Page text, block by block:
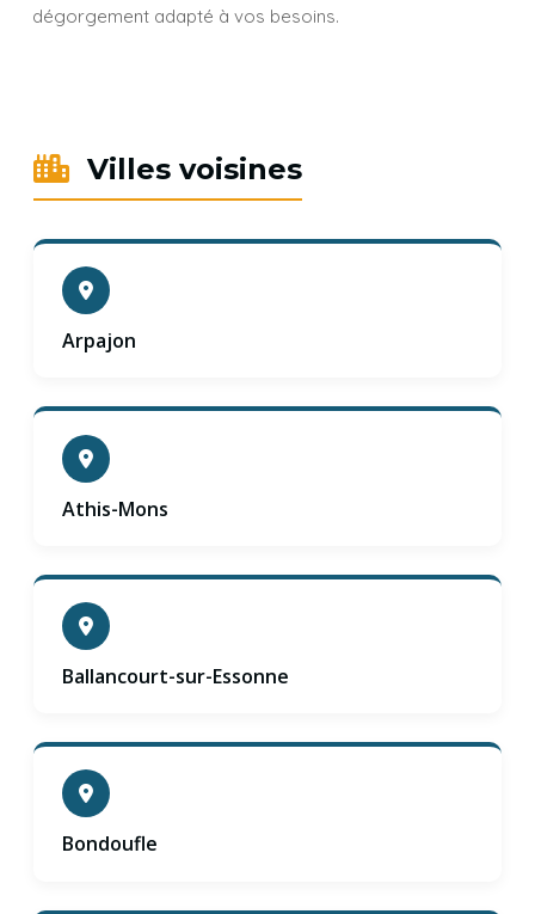
dégorgement adapté à vos besoins.
Villes voisines
Arpajon
Athis-Mons
Ballancourt-sur-Essonne
Bondoufle